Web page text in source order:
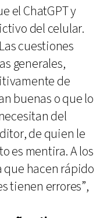
el ChatGPT y
del celular.
cuestiones
generales,
de
buenas o que lo
del
de quien le
es mentira. A los
que hacen rápido
tienen errores”,